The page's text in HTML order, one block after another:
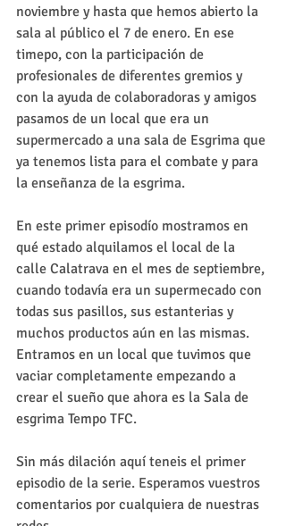
noviembre y hasta que hemos abierto la
sala al público el 7 de enero. En ese
timepo, con la participación de
profesionales de diferentes gremios y
con la ayuda de colaboradoras y amigos
pasamos de un local que era un
supermercado a una sala de Esgrima que
ya tenemos lista para el combate y para
la enseñanza de la esgrima.
En este primer episodío mostramos en
qué estado alquilamos el local de la
calle Calatrava en el mes de septiembre,
cuando todavía era un supermecado con
todas sus pasillos, sus estanterias y
muchos productos aún en las mismas.
Entramos en un local que tuvimos que
vaciar completamente empezando a
crear el sueño que ahora es la Sala de
esgrima Tempo TFC.
Sin más dilación aquí teneis el primer
episodio de la serie. Esperamos vuestros
comentarios por cualquiera de nuestras